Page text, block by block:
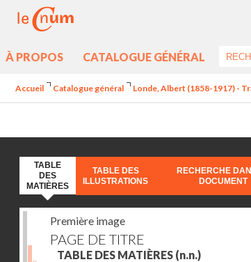
À PROPOS CATALOGUE GÉNÉRAL
Accueil Catalogue général Londe, Albert (1858-1917) -
TABLE
DES
MATIÈRES
TABLE DES
ILLUSTRATIONS
RECHERCHE
DOCUMENT
Première image
PAGE DE TITRE
TABLE DES MATIÈRES (n.n.)